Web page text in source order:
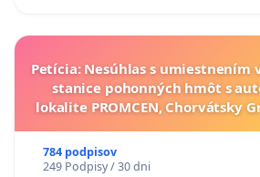
Petícia: Nesúhlas s umiestnením
stanice pohonných hmôt s
lokalite PROMCEN, Chorvátsky
784 podpisov
249 Podpisy / 30 dni